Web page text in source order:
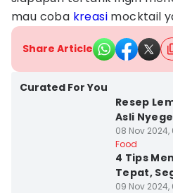
mau coba kreasi mocktail
Share Article
Curated For You
Resep
Asli
08 Nov 2024,
Food
4 Tips
Tepat,
09 Nov 2024,